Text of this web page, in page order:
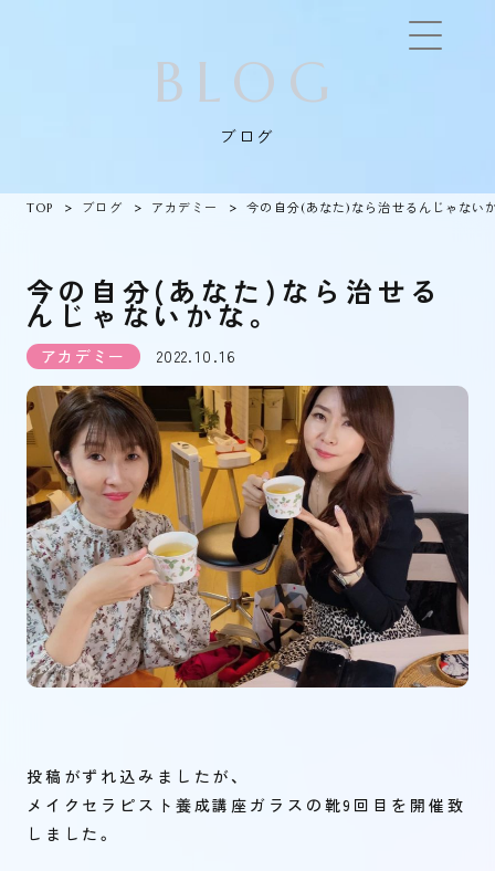
BLOG
ブログ
TOP ブログ アカデミー 今の自分(あなた)なら治せるんじゃない
今の自分(あなた)なら治せる
んじゃないかな。
アカデミー 2022.10.16
投稿がずれ込みましたが、
メイクセラピスト養成講座ガラスの靴9回目を開催致
しました。